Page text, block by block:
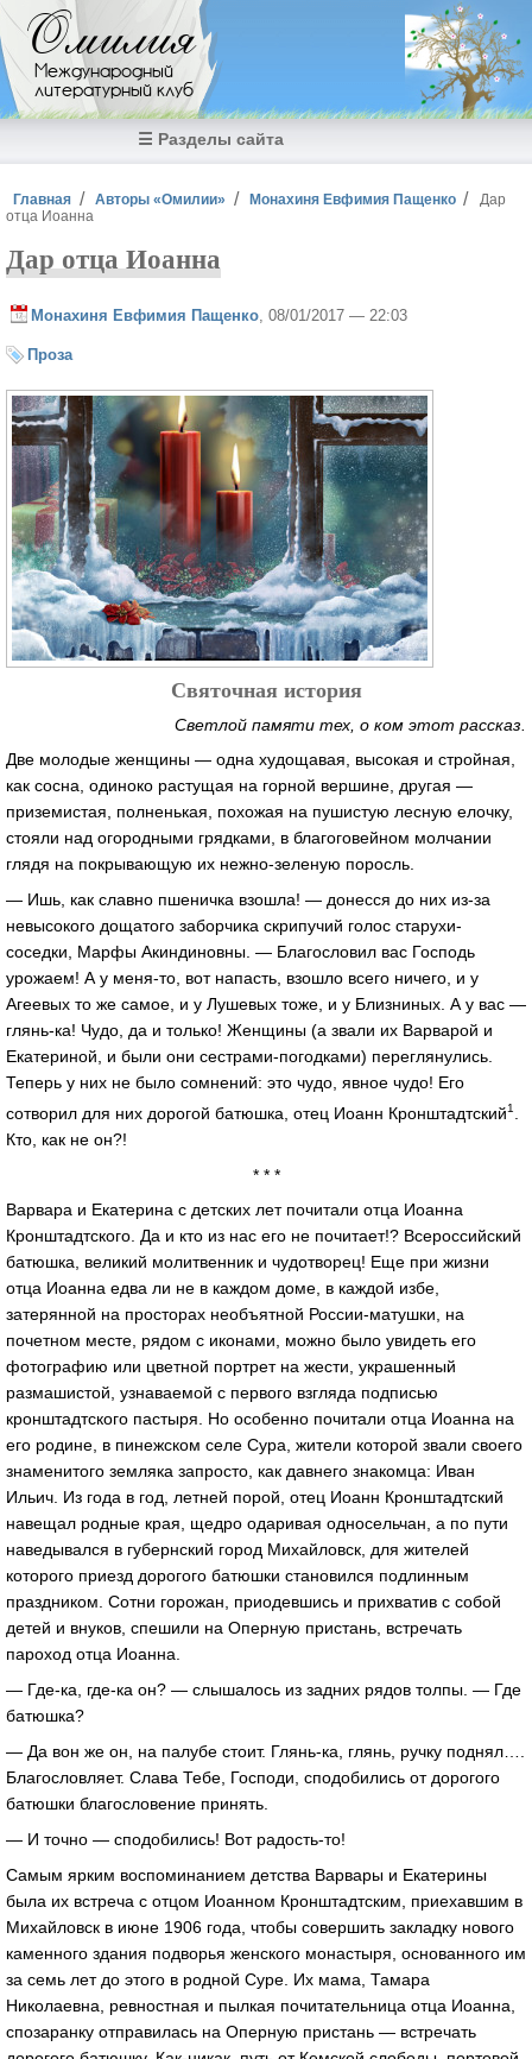
Перейти к основному содержанию
Омилия
Международный
литературный клуб
☰ Разделы сайта
Вы здесь
Главная Авторы «Омилии» Монахиня Евфимия Пащенко
Дар
отца Иоанна
Дар отца Иоанна
Монахиня Евфимия Пащенко , 08/01/2017 — 22:03
Проза
Святочная история
Светлой памяти тех, о ком этот рассказ.
Две молодые женщины — одна худощавая, высокая и стройная,
как сосна, одиноко растущая на горной вершине, другая —
приземистая, полненькая, похожая на пушистую лесную елочку,
стояли над огородными грядками, в благоговейном молчании
глядя на покрывающую их нежно-зеленую поросль.
— Ишь, как славно пшеничка взошла! — донесся до них из-за
невысокого дощатого заборчика скрипучий голос старухи-
соседки, Марфы Акиндиновны. — Благословил вас Господь
урожаем! А у меня-то, вот напасть, взошло всего ничего, и у
Агеевых то же самое, и у Лушевых тоже, и у Близниных. А у вас —
глянь-ка! Чудо, да и только! Женщины (а звали их Варварой и
Екатериной, и были они сестрами-погодками) переглянулись.
Теперь у них не было сомнений: это чудо, явное чудо! Его
сотворил для них дорогой батюшка, отец Иоанн Кронштадтский1
Кто, как не он?!
* * *
Варвара и Екатерина с детских лет почитали отца Иоанна
Кронштадтского. Да и кто из нас его не почитает!? Всероссийский
батюшка, великий молитвенник и чудотворец! Еще при жизни
отца Иоанна едва ли не в каждом доме, в каждой избе,
затерянной на просторах необъятной России-матушки, на
почетном месте, рядом с иконами, можно было увидеть его
фотографию или цветной портрет на жести, украшенный
размашистой, узнаваемой с первого взгляда подписью
кронштадтского пастыря. Но особенно почитали отца Иоанна на
его родине, в пинежском селе Сура, жители которой звали своего
знаменитого земляка запросто, как давнего знакомца: Иван
Ильич. Из года в год, летней порой, отец Иоанн Кронштадтский
навещал родные края, щедро одаривая односельчан, а по пути
наведывался в губернский город Михайловск, для жителей
которого приезд дорогого батюшки становился подлинным
праздником. Сотни горожан, приодевшись и прихватив с собой
детей и внуков, спешили на Оперную пристань, встречать
пароход отца Иоанна.
— Где-ка, где-ка он? — слышалось из задних рядов толпы. — Где
батюшка?
— Да вон же он, на палубе стоит. Глянь-ка, глянь, ручку поднял….
Благословляет. Слава Тебе, Господи, сподобились от дорогого
батюшки благословение принять.
— И точно — сподобились! Вот радость-то!
Самым ярким воспоминанием детства Варвары и Екатерины
была их встреча с отцом Иоанном Кронштадтским, приехавшим в
Михайловск в июне 1906 года, чтобы совершить закладку нового
каменного здания подворья женского монастыря, основанного им
за семь лет до этого в родной Суре. Их мама, Тамара
Николаевна, ревностная и пылкая почитательница отца Иоанна,
спозаранку отправилась на Оперную пристань — встречать